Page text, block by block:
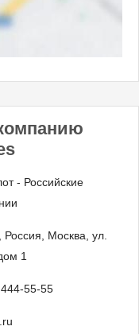
- Российские
Россия, Москва, ул.
1
55-55